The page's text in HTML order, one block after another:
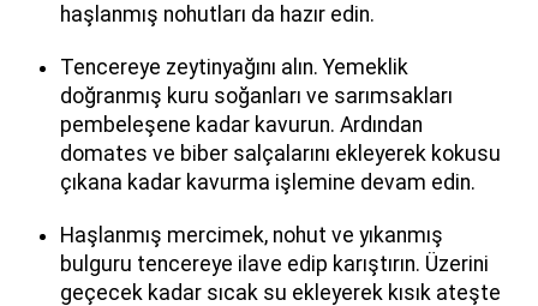
haşlanmış nohutları da hazır edin.
Tencereye zeytinyağını alın. Yemeklik
doğranmış kuru soğanları ve sarımsakları
pembeleşene kadar kavurun. Ardından
domates ve biber salçalarını ekleyerek kokusu
çıkana kadar kavurma işlemine devam edin.
Haşlanmış mercimek, nohut ve yıkanmış
bulguru tencereye ilave edip karıştırın. Üzerini
geçecek kadar sıcak su ekleyerek kısık ateşte